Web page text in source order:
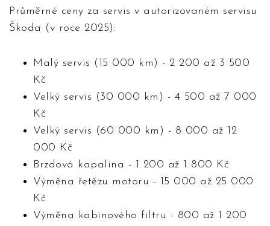
Průměrné ceny za servis v autorizovaném servisu
Škoda (v roce 2025):
Malý servis (15 000 km) - 2 200 až 3 500
Kč
Velký servis (30 000 km) - 4 500 až 7 000
Kč
Velký servis (60 000 km) - 8 000 až 12
000 Kč
Brzdová kapalina - 1 200 až 1 800 Kč
Výměna řetězu motoru - 15 000 až 25 000
Kč
Výměna kabinového filtru - 800 až 1 200